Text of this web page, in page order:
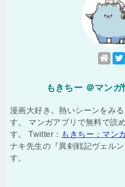
もきちー ＠マン
漫画大好き。熱いシーンをみ
す。 マンガアプリで無料で読
す。 Twitter： もきちー：マン
ナキ先生の『異剣戦記ヴェル
す。